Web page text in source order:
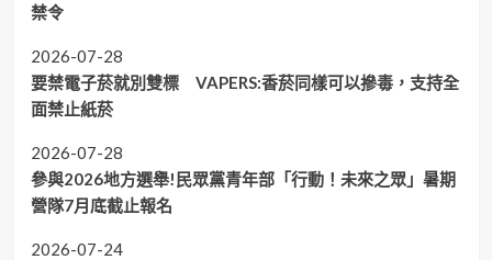
禁令
2026-07-28
要禁電子菸就別雙標 VAPERS:香菸同樣可以摻毒，支持全
面禁止紙菸
2026-07-28
參與2026地方選舉!民眾黨青年部「行動！未來之眾」暑期
營隊7月底截止報名
2026-07-24